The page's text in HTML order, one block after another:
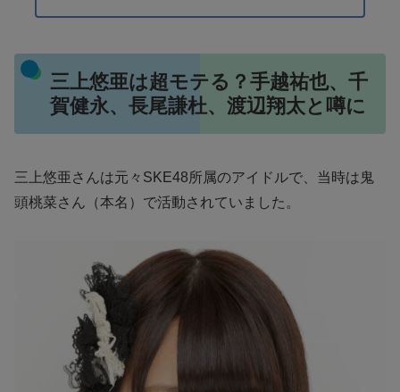
三上悠亜は超モテる？手越祐也、千
賀健永、長尾謙杜、渡辺翔太と噂に
三上悠亜さんは元々SKE48所属のアイドルで、当時は鬼
頭桃菜さん（本名）で活動されていました。